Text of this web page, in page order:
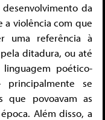
da
a violência com que
uma referência à
ditadura, ou até
poético-
se
que povoavam as
Além disso, a